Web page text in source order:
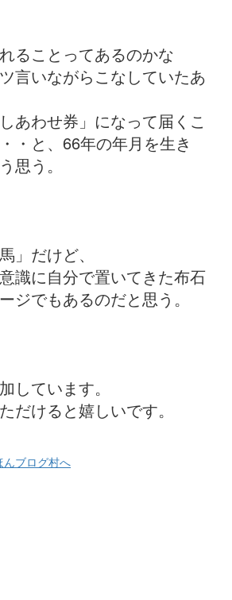
ることってあるのかな
言いながらこなしていたあ
あわせ券」になって届くこ
・と、66年の年月を生き
思う。
」だけど、
識に自分で置いてきた布石
ジでもあるのだと思う。
しています。
だけると嬉しいです。